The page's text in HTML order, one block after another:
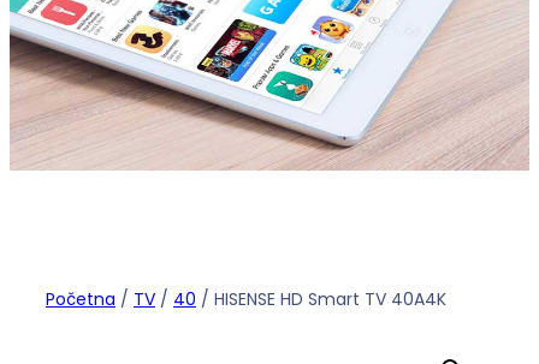
Početna / TV / 40 / HISENSE HD Smart TV 40A4K